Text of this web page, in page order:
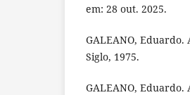
em: 28 out. 2025.
GALEANO, Eduardo.
Siglo, 1975.
GALEANO, Eduardo.